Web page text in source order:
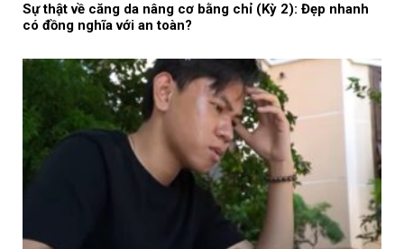
Sự thật về căng da nâng cơ bằng chỉ (Kỳ 2): Đẹp nhanh
có đồng nghĩa với an toàn?